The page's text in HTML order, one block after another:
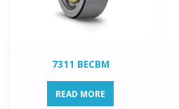
7311 BECBM
READ MORE